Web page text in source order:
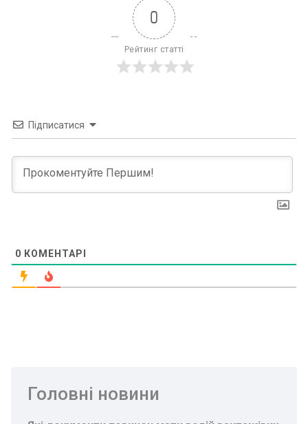
0
Рейтинг статті
Підписатися
0 КОМЕНТАРІ
Головні новини